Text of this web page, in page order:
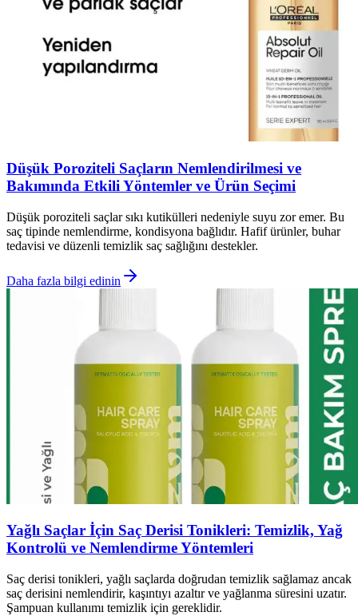
Düşük Poroziteli Saçların Nemlendirilmesi ve
Bakımında Etkili Yöntemler ve Ürün Seçimi
Düşük poroziteli saçlar sıkı kutikülleri nedeniyle suyu zor emer. Bu
saç tipinde nemlendirme, kondisyona bağlıdır. Hafif ürünler, buhar
tedavisi ve düzenli temizlik saç sağlığını destekler.
Daha fazla bilgi edinin
Yağlı Saçlar İçin Saç Derisi Tonikleri: Temizlik, Yağ
Kontrolü ve Nemlendirme Yöntemleri
Saç derisi tonikleri, yağlı saçlarda doğrudan temizlik sağlamaz ancak
saç derisini nemlendirir, kaşıntıyı azaltır ve yağlanma süresini uzatır.
Şampuan kullanımı temizlik için gereklidir.